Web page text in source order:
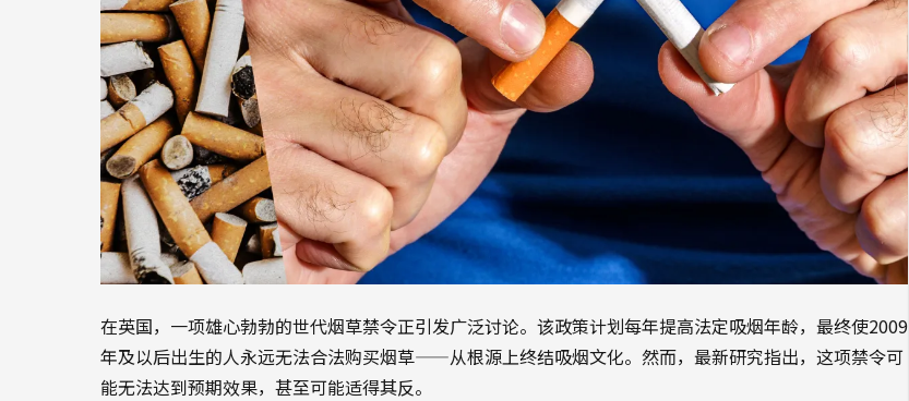
在英国，一项雄心勃勃的世代烟草禁令正引发广泛讨论。该政策计划每年提高法定吸烟年龄，最终使2009
年及以后出生的人永远无法合法购买烟草——从根源上终结吸烟文化。然而，最新研究指出，这项禁令可
能无法达到预期效果，甚至可能适得其反。